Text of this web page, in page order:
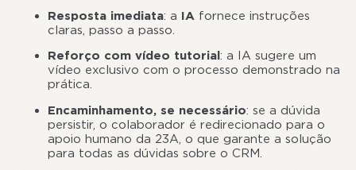
Resposta imediata: a IA fornece instruções
claras, passo a passo.
Reforço com vídeo tutorial: a IA sugere um
vídeo exclusivo com o processo demonstrado na
prática.
Encaminhamento, se necessário: se a dúvida
persistir, o colaborador é redirecionado para o
apoio humano da 23A, o que garante a solução
para todas as dúvidas sobre o CRM.